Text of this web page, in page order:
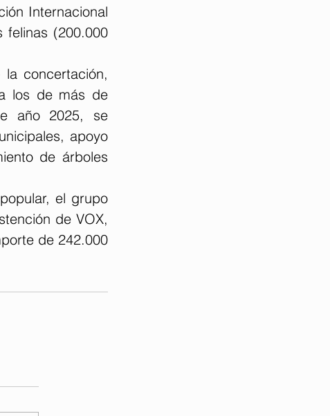
Internacional
felinas (200.000
concertación,
los de más de
año 2025, se
apoyo
de árboles
el grupo
de VOX,
de 242.000